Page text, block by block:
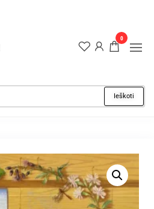
Ieškoti
0